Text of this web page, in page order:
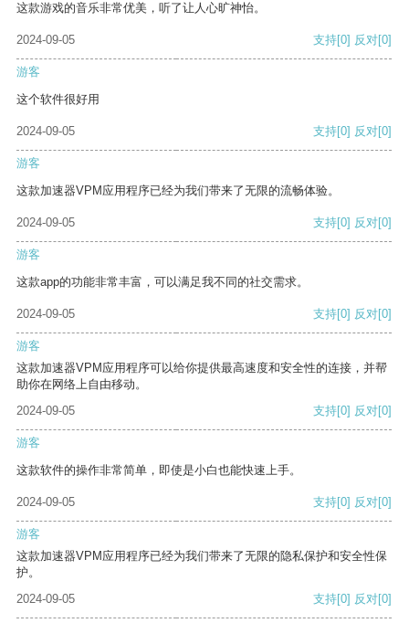
这款游戏的音乐非常优美，听了让人心旷神怡。
2024-09-05 支持[0] 反对[0]
游客
这个软件很好用
2024-09-05 支持[0] 反对[0]
游客
这款加速器VPM应用程序已经为我们带来了无限的流畅体验。
2024-09-05 支持[0] 反对[0]
游客
这款app的功能非常丰富，可以满足我不同的社交需求。
2024-09-05 支持[0] 反对[0]
游客
这款加速器VPM应用程序可以给你提供最高速度和安全性的连接，并帮
助你在网络上自由移动。
2024-09-05
支持[0] 反对[0]
游客
这款软件的操作非常简单，即使是小白也能快速上手。
2024-09-05 支持[0] 反对[0]
游客
这款加速器VPM应用程序已经为我们带来了无限的隐私保护和安全性保
护。
2024-09-05
支持[0] 反对[0]